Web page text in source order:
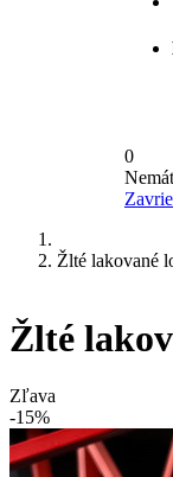
0
Žlté lakované
Žlté
Zľava
-15%